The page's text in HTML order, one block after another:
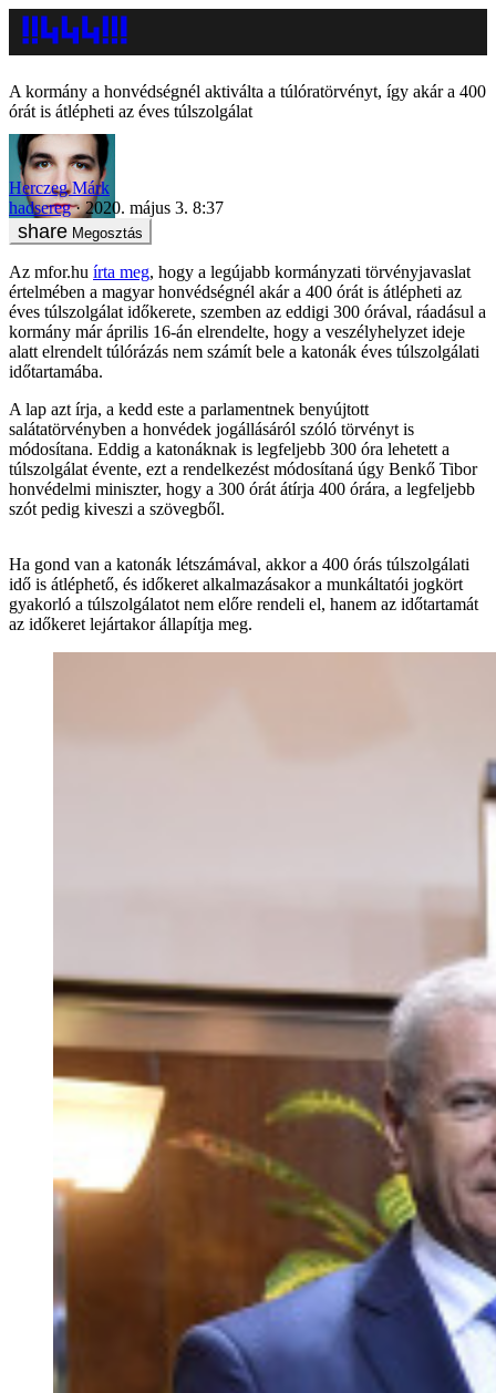
A kormány a honvédségnél aktiválta a túlóratörvényt, így akár a 400
órát is átlépheti az éves túlszolgálat
Herczeg Márk
hadsereg
2020. május 3. 8:37
Megosztás
Az mfor.hu írta meg, hogy a legújabb kormányzati törvényjavaslat
értelmében a magyar honvédségnél akár a 400 órát is átlépheti az
éves túlszolgálat időkerete, szemben az eddigi 300 órával, ráadásul a
kormány már április 16-án elrendelte, hogy a veszélyhelyzet ideje
alatt elrendelt túlórázás nem számít bele a katonák éves túlszolgálati
időtartamába.
A lap azt írja, a kedd este a parlamentnek benyújtott
salátatörvényben a honvédek jogállásáról szóló törvényt is
módosítana. Eddig a katonáknak is legfeljebb 300 óra lehetett a
túlszolgálat évente, ezt a rendelkezést módosítaná úgy Benkő Tibor
honvédelmi miniszter, hogy a 300 órát átírja 400 órára, a legfeljebb
szót pedig kiveszi a szövegből.
Ha gond van a katonák létszámával, akkor a 400 órás túlszolgálati
idő is átléphető, és időkeret alkalmazásakor a munkáltatói jogkört
gyakorló a túlszolgálatot nem előre rendeli el, hanem az időtartamát
az időkeret lejártakor állapítja meg.